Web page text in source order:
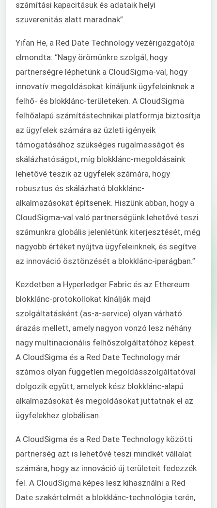
számítási kapacitásuk és adataik helyi
szuverenitás alatt maradnak”.
Yifan He, a Red Date Technology vezérigazgatója
elmondta: “Nagy örömünkre szolgál, hogy
partnerségre léphetünk a CloudSigma-val, hogy
innovatív megoldásokat kínáljunk ügyfeleinknek a
felhő- és blokklánc-területeken. A CloudSigma
felhőalapú számítástechnikai platformja biztosítja
az ügyfelek számára az üzleti igényeik
támogatásához szükséges rugalmasságot és
skálázhatóságot, míg blokklánc-megoldásaink
lehetővé teszik az ügyfelek számára, hogy
robusztus és skálázható blokklánc-
alkalmazásokat építsenek. Hiszünk abban, hogy a
CloudSigma-val való partnerségünk lehetővé teszi
számunkra globális jelenlétünk kiterjesztését, még
nagyobb értéket nyújtva ügyfeleinknek, és segítve
az innováció ösztönzését a blokklánc-iparágban.”
Kezdetben a Hyperledger Fabric és az Ethereum
blokklánc-protokollokat kínálják majd
szolgáltatásként (as-a-service) olyan várható
árazás mellett, amely nagyon vonzó lesz néhány
nagy multinacionális felhőszolgáltatóhoz képest.
A CloudSigma és a Red Date Technology már
számos olyan független megoldásszolgáltatóval
dolgozik együtt, amelyek kész blokklánc-alapú
alkalmazásokat és megoldásokat juttatnak el az
ügyfelekhez globálisan.
A CloudSigma és a Red Date Technology közötti
partnerség azt is lehetővé teszi mindkét vállalat
számára, hogy az innováció új területeit fedezzék
fel. A CloudSigma képes lesz kihasználni a Red
Date szakértelmét a blokklánc-technológia terén,